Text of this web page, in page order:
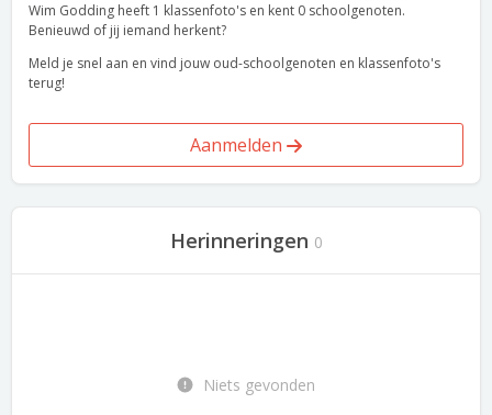
Wim Godding heeft 1 klassenfoto's en kent 0 schoolgenoten.
Benieuwd of jij iemand herkent?
Meld je snel aan en vind jouw oud-schoolgenoten en klassenfoto's
terug!
Aanmelden
Herinneringen 0
Niets gevonden